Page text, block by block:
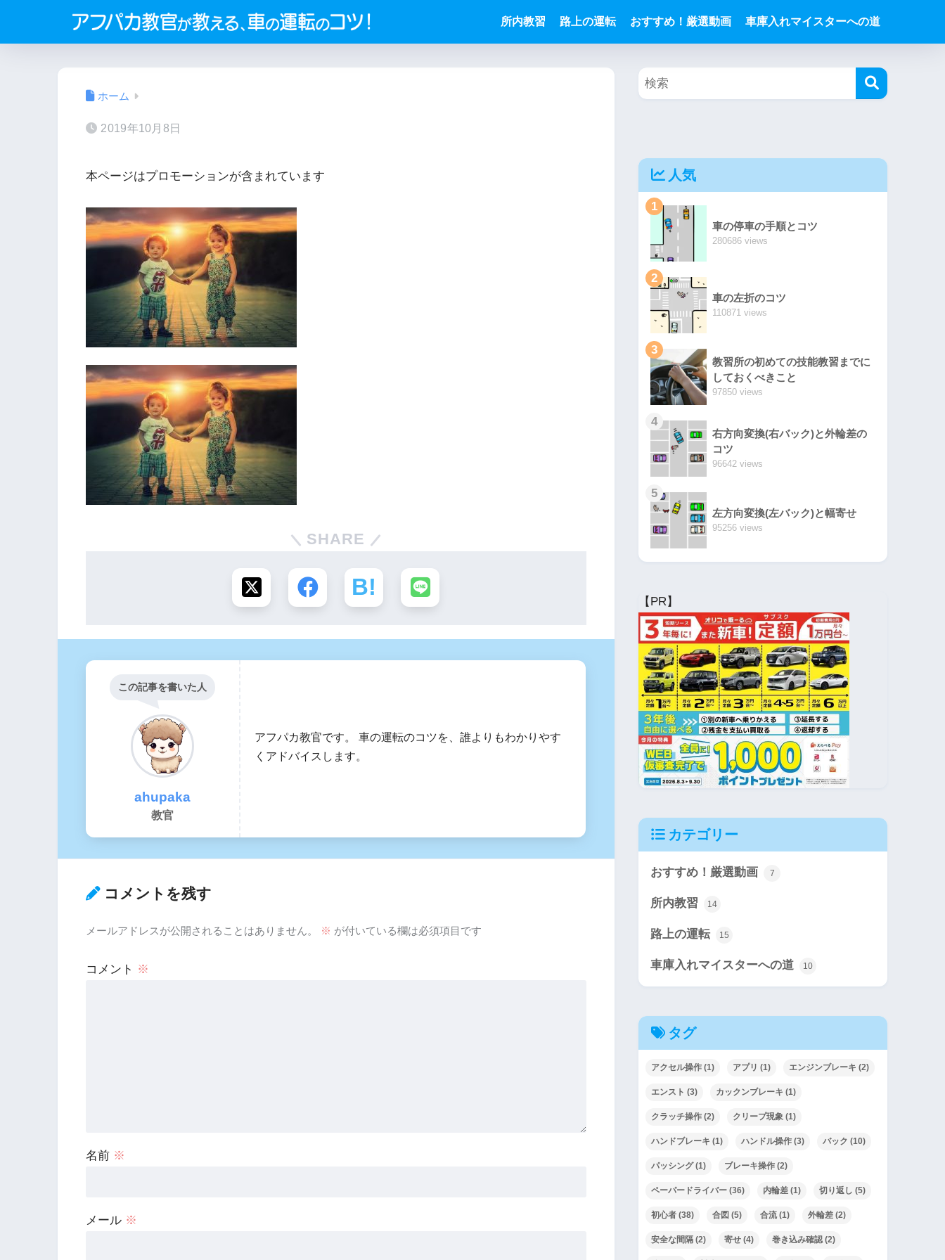
所内教習 路上の運転 おすすめ！厳選動画 車庫入れマイスターへの道
ホーム
2019年10月8日
本ページはプロモーションが含まれています
SHARE
この記事を書いた人
ahupaka
教官
アフパカ教官です。 車の運転のコツを、誰よりもわかりやす
くアドバイスします。
コメントを残す
メールアドレスが公開されることはありません。 ※ が付いている欄は必須項目です
コメント ※
名前 ※
メール ※
人気
1
車の停車の手順とコツ
280686 views
2
車の左折のコツ
110871 views
3
教習所の初めての技能教習までに
しておくべきこと
97850 views
4
右方向変換(右バック)と外輪差の
コツ
96642 views
5
左方向変換(左バック)と幅寄せ
95256 views
【PR】
カテゴリー
おすすめ！厳選動画 7
所内教習 14
路上の運転 15
車庫入れマイスターへの道 10
タグ
アクセル操作 (1) アプリ (1) エンジンブレーキ (2)
エンスト (3) カックンブレーキ (1)
クラッチ操作 (2) クリープ現象 (1)
ハンドブレーキ (1) ハンドル操作 (3) バック (10)
パッシング(1) ブレーキ操作 (2)
ペーパードライバー (36) 内輪差 (1) 切り返し (5)
初心者 (38) 合図 (5) 合流(1) 外輪差 (2)
安全な間隔 (2) 寄せ (4) 巻き込み確認(2)